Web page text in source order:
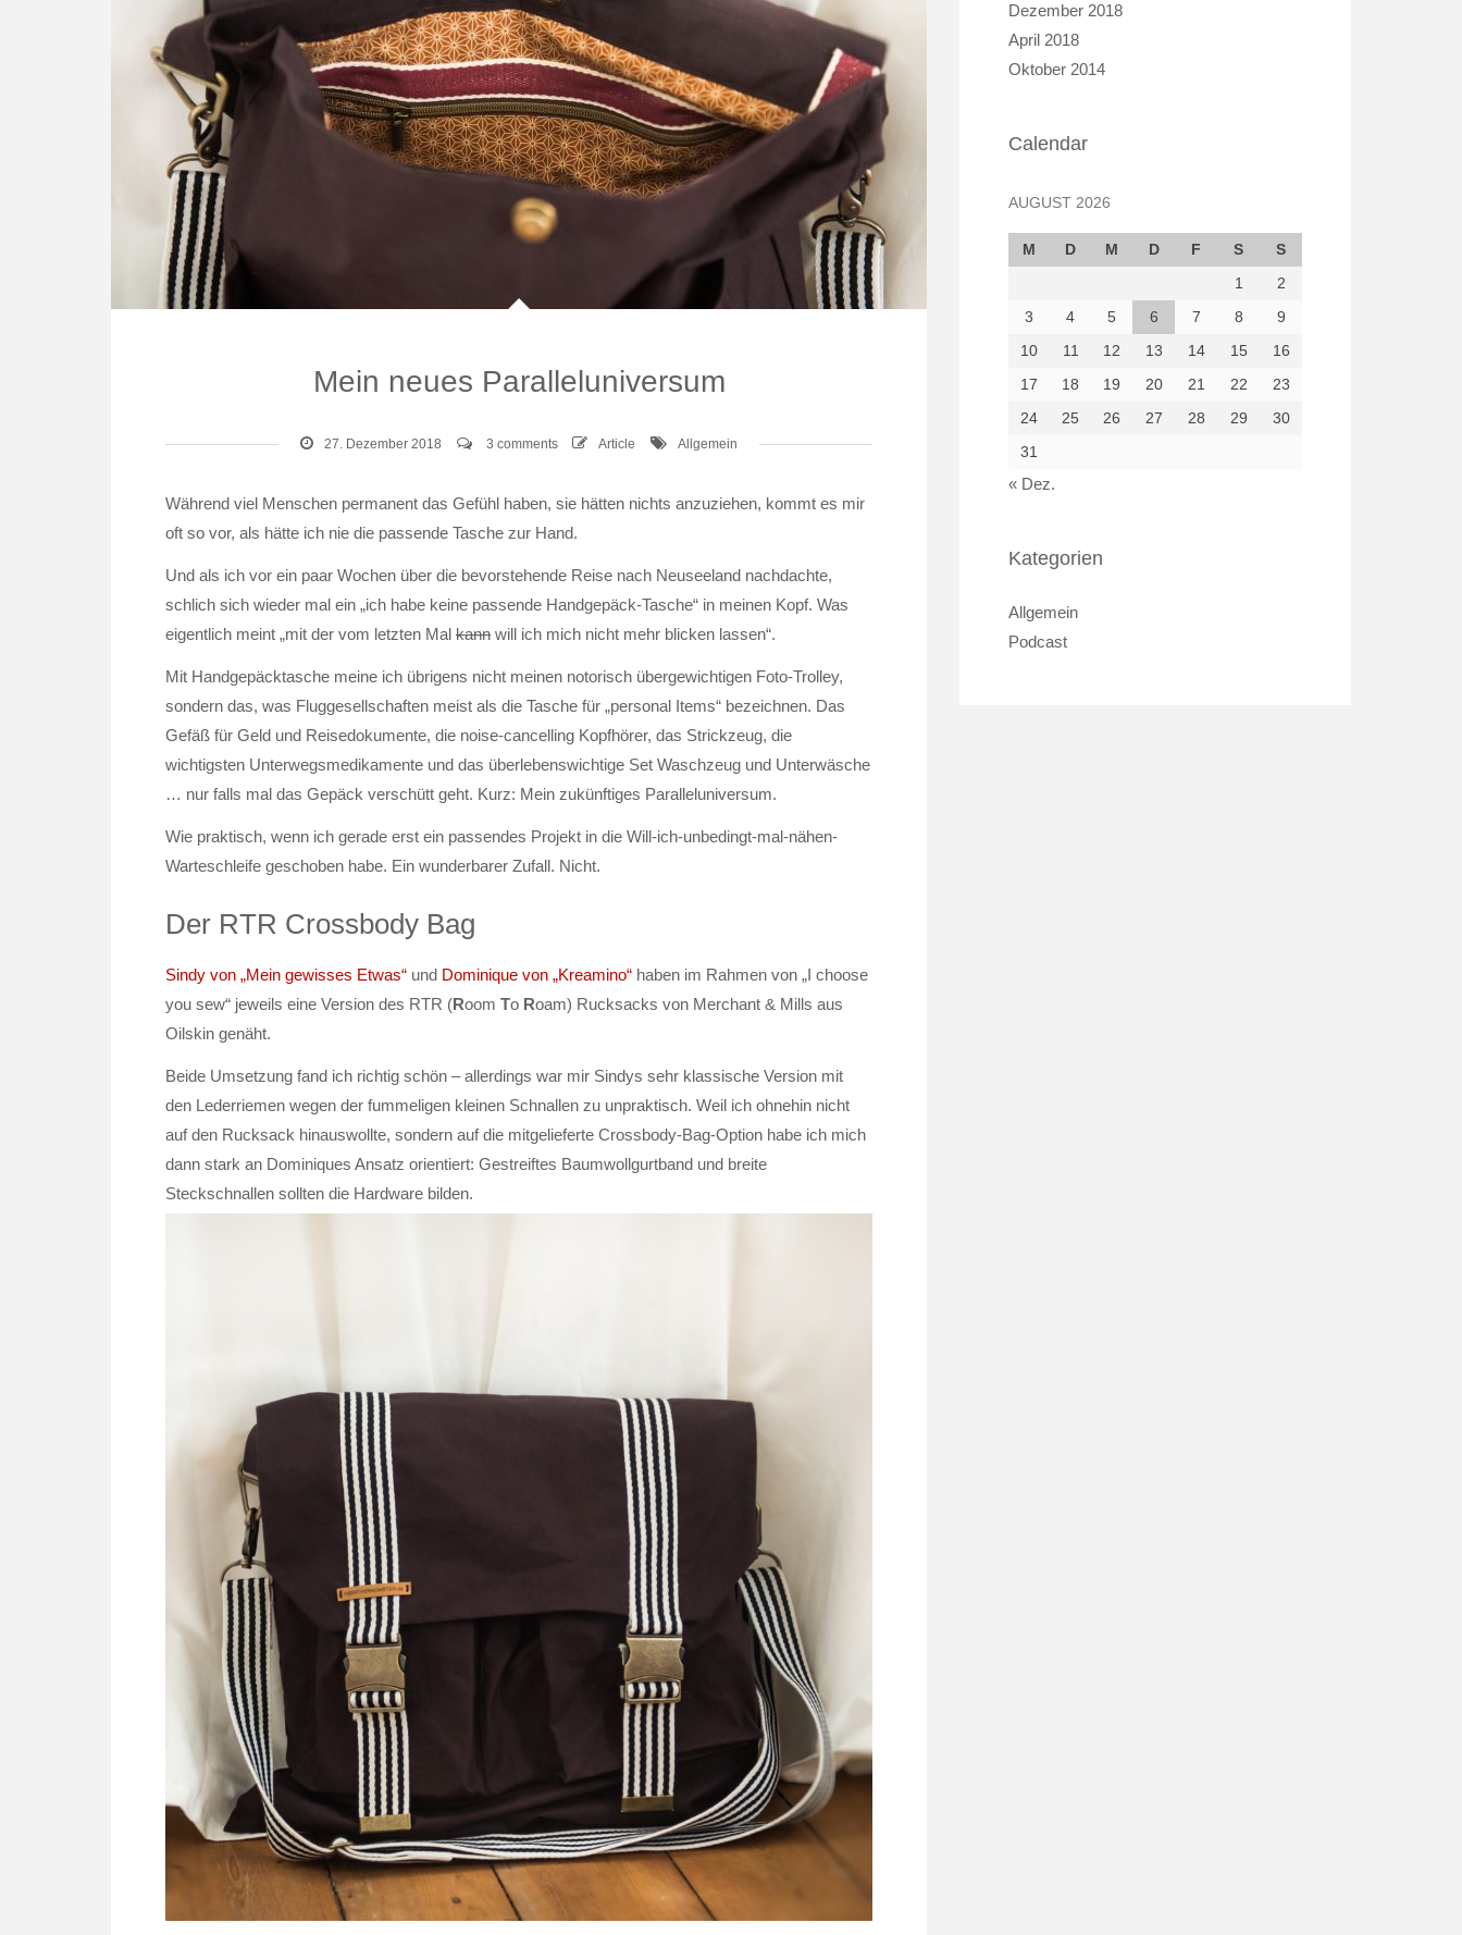
Mein neues Paralleluniversum
27. Dezember 2018 3 comments Article Allgemein
Während viel Menschen permanent das Gefühl haben, sie hätten nichts anzuziehen, kommt es mir
oft so vor, als hätte ich nie die passende Tasche zur Hand.
Und als ich vor ein paar Wochen über die bevorstehende Reise nach Neuseeland nachdachte,
schlich sich wieder mal ein „ich habe keine passende Handgepäck-Tasche“ in meinen Kopf. Was
eigentlich meint „mit der vom letzten Mal kann will ich mich nicht mehr blicken lassen“.
Mit Handgepäcktasche meine ich übrigens nicht meinen notorisch übergewichtigen Foto-Trolley,
sondern das, was Fluggesellschaften meist als die Tasche für „personal Items“ bezeichnen. Das
Gefäß für Geld und Reisedokumente, die noise-cancelling Kopfhörer, das Strickzeug, die
wichtigsten Unterwegsmedikamente und das überlebenswichtige Set Waschzeug und Unterwäsche
… nur falls mal das Gepäck verschütt geht. Kurz: Mein zukünftiges Paralleluniversum.
Wie praktisch, wenn ich gerade erst ein passendes Projekt in die Will-ich-unbedingt-mal-nähen-
Warteschleife geschoben habe. Ein wunderbarer Zufall. Nicht.
Der RTR Crossbody Bag
Sindy von „Mein gewisses Etwas“ und Dominique von „Kreamino“ haben im Rahmen von „I choose
you sew“ jeweils eine Version des RTR (Room To Roam) Rucksacks von Merchant & Mills aus
Oilskin genäht.
Beide Umsetzung fand ich richtig schön – allerdings war mir Sindys sehr klassische Version mit
den Lederriemen wegen der fummeligen kleinen Schnallen zu unpraktisch. Weil ich ohnehin nicht
auf den Rucksack hinauswollte, sondern auf die mitgelieferte Crossbody-Bag-Option habe ich mich
dann stark an Dominiques Ansatz orientiert: Gestreiftes Baumwollgurtband und breite
Steckschnallen sollten die Hardware bilden.
Dezember 2018
April 2018
Oktober 2014
Calendar
AUGUST 2026
M D M D F S
S
1
2
3
4 5 6 7 8
9
10
11 12 13 14 15
16
17
18 19 20 21 22
23
24
25 26 27 28 29
30
31
« Dez.
Kategorien
Allgemein
Podcast